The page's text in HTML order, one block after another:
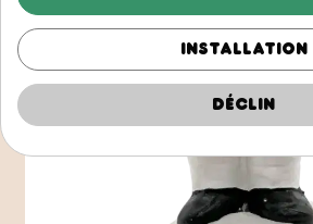
Installation
Déclin